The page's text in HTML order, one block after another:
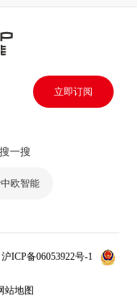
立即订阅
一搜
欧智能
沪ICP备06053922号-1
站地图